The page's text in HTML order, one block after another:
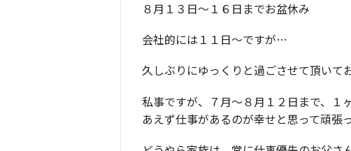
８月１３日～１６日までお盆休み
会社的には１１日～ですが…
久しぶりにゆっくりと過ごさせて頂いて
私事ですが、７月～８月１２日まで、１
あえず仕事があるのが幸せと思って頑